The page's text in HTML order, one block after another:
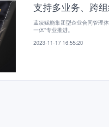
支持多业务、跨
蓝凌赋能集团型企业合同管理
一体”专业推进。
2023-11-17 16:55:20